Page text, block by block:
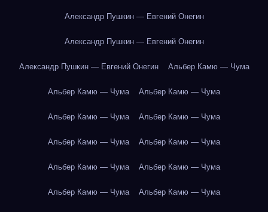
Александр Пушкин — Евгений Онегин
Александр Пушкин — Евгений Онегин
Александр Пушкин — Евгений Онегин Альбер Камю — Чума
Альбер Камю — Чума Альбер Камю — Чума
Альбер Камю — Чума Альбер Камю — Чума
Альбер Камю — Чума Альбер Камю — Чума
Альбер Камю — Чума Альбер Камю — Чума
Альбер Камю — Чума Альбер Камю — Чума